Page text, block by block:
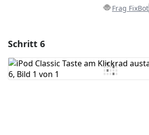
Frag FixBot
Kommentar hinzufügen
Schritt 6